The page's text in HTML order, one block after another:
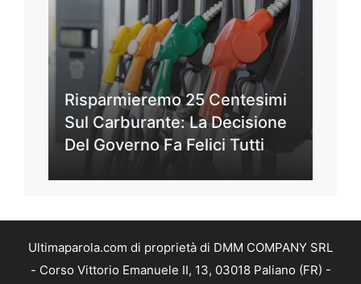
Risparmieremo 25 Centesimi
Sul Carburante: La Decisione
Del Governo Fa Felici Tutti
Ultimaparola.com di proprietà di DMM COMPANY SRL
- Corso Vittorio Emanuele II, 13, 03018 Paliano (FR) -